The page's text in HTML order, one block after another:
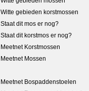
Witte gebieden korstmossen
Staat dit mos er nog?
Staat dit korstmos er nog?
Meetnet Korstmossen
Meetnet Mossen
Meetnet Bospaddenstoelen